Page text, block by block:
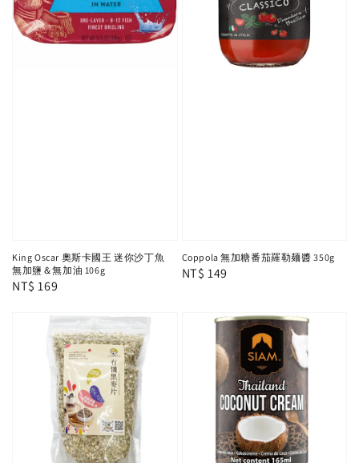
King Oscar 奧斯卡國王 迷你沙丁魚
無加鹽＆無加油 106g
Regular
NT$ 169
Coppola 無加糖番茄羅勒麺醬 350g
Regular
NT$ 149